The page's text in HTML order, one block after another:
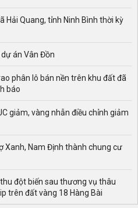
Hải Quang, tỉnh Ninh Bình thời kỳ
án Vân Đồn
phân lô bán nền trên khu đất đã
báo
giảm, vàng nhẫn điều chỉnh giảm
Xanh, Nam Định thành chung cư
đột biến sau thương vụ thâu
trên đất vàng 18 Hàng Bài